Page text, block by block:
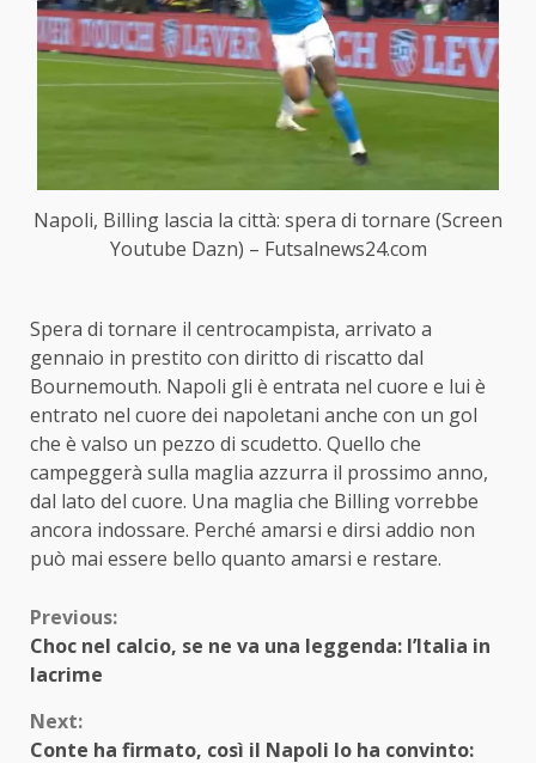
Napoli, Billing lascia la città: spera di tornare (Screen
Youtube Dazn) – Futsalnews24.com
Spera di tornare il centrocampista, arrivato a
gennaio in prestito con diritto di riscatto dal
Bournemouth. Napoli gli è entrata nel cuore e lui è
entrato nel cuore dei napoletani anche con un gol
che è valso un pezzo di scudetto. Quello che
campeggerà sulla maglia azzurra il prossimo anno,
dal lato del cuore. Una maglia che Billing vorrebbe
ancora indossare. Perché amarsi e dirsi addio non
può mai essere bello quanto amarsi e restare.
Continue
Reading
Previous:
Choc nel calcio, se ne va una leggenda: l’Italia in
lacrime
Next:
Conte ha firmato, così il Napoli lo ha convinto: